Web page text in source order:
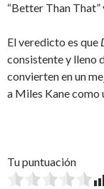
“Better Than That”
El veredicto es que
consistente y lleno
convierten en un
a Miles Kane como
Tu puntuación